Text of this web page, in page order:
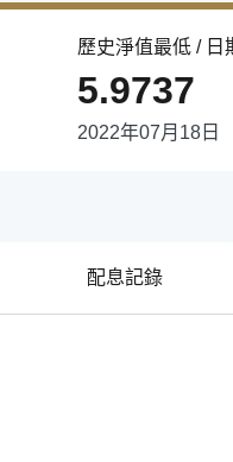
歷史淨值最低 / 日
5.9737
2022年07月18日
配息記錄